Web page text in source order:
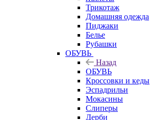
Трикотаж
Домашняя одежда
Пиджаки
Белье
Рубашки
ОБУВЬ
Назад
ОБУВЬ
Кроссовки и кеды
Эспадрильи
Мокасины
Слиперы
Дерби